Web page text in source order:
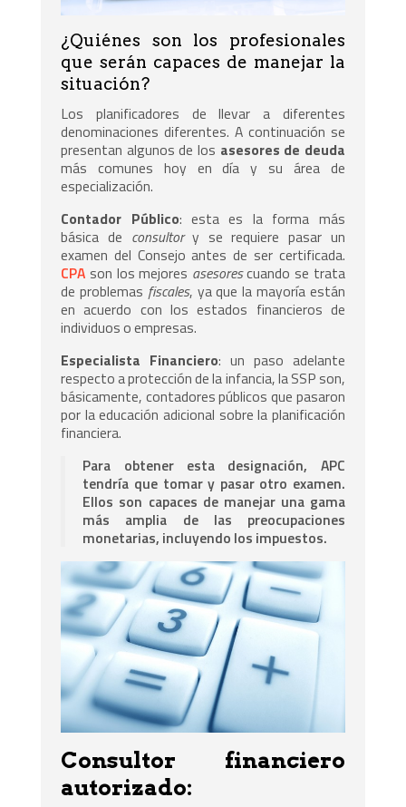
¿Quiénes son los profesionales
que serán capaces de manejar la
situación?
Los planificadores de llevar a diferentes
denominaciones diferentes. A continuación se
presentan algunos de los asesores de deuda
más comunes hoy en día y su área de
especialización.
Contador Público: esta es la forma más
básica de consultory se requiere pasar un
examen del Consejo antes de ser certificada.
CPA son los mejores asesorescuando se trata
de problemas fiscales, ya que la mayoría están
en acuerdo con los estados financieros de
individuos o empresas.
Especialista Financiero: un paso adelante
respecto a protección de la infancia, la SSP son,
básicamente, contadores públicos que pasaron
por la educación adicional sobre la planificación
financiera.
Para obtener esta designación, APC
tendría que tomar y pasar otro examen.
Ellos son capaces de manejar una gama
más amplia de las preocupaciones
monetarias, incluyendo los impuestos.
Consultor financiero
autorizado: